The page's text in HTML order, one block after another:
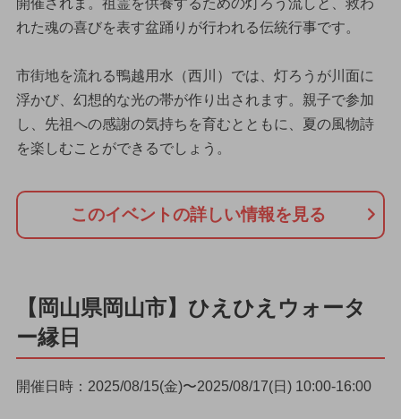
開催されま。祖霊を供養するための灯ろう流しと、救わ
れた魂の喜びを表す盆踊りが行われる伝統行事です。
市街地を流れる鴨越用水（西川）では、灯ろうが川面に
浮かび、幻想的な光の帯が作り出されます。親子で参加
し、先祖への感謝の気持ちを育むとともに、夏の風物詩
を楽しむことができるでしょう。
このイベントの詳しい情報を見る
【岡山県岡山市】ひえひえウォータ
ー縁日
開催日時：2025/08/15(金)〜2025/08/17(日) 10:00-16:00